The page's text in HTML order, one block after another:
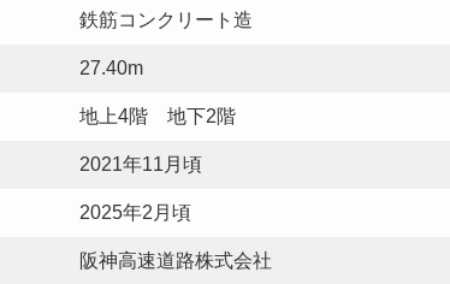
鉄筋コンクリート造
27.40m
地上4階 地下2階
2021年11月頃
2025年2月頃
阪神高速道路株式会社